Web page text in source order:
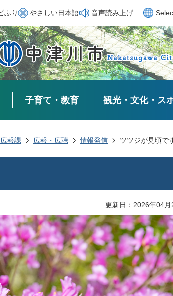
ふり やさしい日本語 音声読み上げ
子育て・教育 観光・文化・ス
報課 広報・広聴 情報発信 ツツジが見頃で
更新日：2026年04月